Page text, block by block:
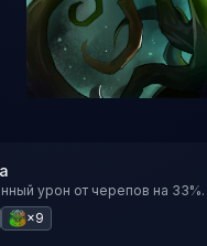
урон от черепов на 33%.
×9